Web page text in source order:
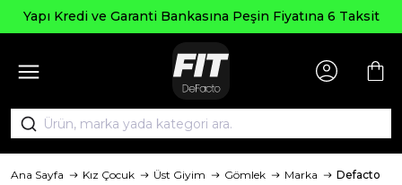
Yapı Kredi ve Garanti Bankasına Peşin Fiyatına 6 Taksit
Ana Sayfa Kız Çocuk Üst Giyim Gömlek Marka Defacto